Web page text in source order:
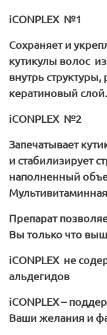
iCONPLEX№1
Сохраняет и
кутикулы волос
внутрь структуры,
кератиновый слой.
iCONPLEX№2
Запечатывает
и стабилизирует
наполненный
Препарат
Вы только что
iCONPLEX не
альдегидов
iCONPLEX–
Ваши желания и